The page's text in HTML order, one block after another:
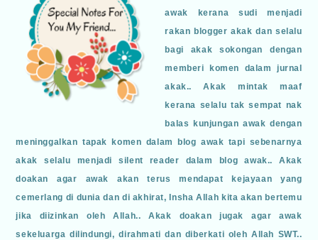
awak kerana sudi menjadi
rakan blogger akak dan selalu
bagi akak sokongan dengan
memberi komen dalam jurnal
akak.. Akak mintak maaf
kerana selalu tak sempat nak
balas kunjungan awak dengan
meninggalkan tapak komen dalam blog awak tapi sebenarnya
akak selalu menjadi silent reader dalam blog awak.. Akak
doakan agar awak akan terus mendapat kejayaan yang
cemerlang di dunia dan di akhirat, Insha Allah kita akan bertemu
jika diizinkan oleh Allah.. Akak doakan jugak agar awak
sekeluarga dilindungi, dirahmati dan diberkati oleh Allah SWT..